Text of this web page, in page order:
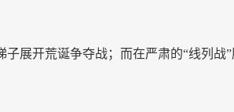
子展开荒诞争夺战；而在严肃的“线列战”